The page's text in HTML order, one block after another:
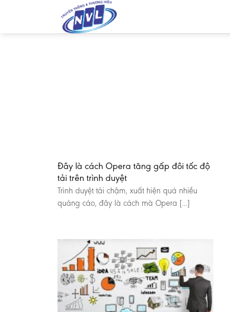
Đây là cách Opera tăng gấp đôi tốc độ
tải trên trình duyệt
Trình duyệt tải chậm, xuất hiện quá nhiều
quảng cáo, đây là cách mà Opera [...]